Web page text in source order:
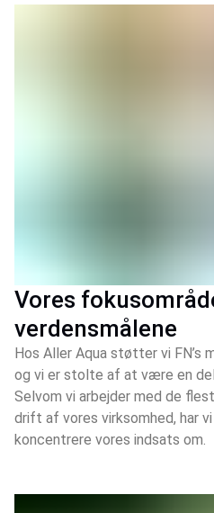
Vores
verdensmålene
Hos Aller Aqua støtter vi FN’s
og vi er stolte af at være en
Selvom vi arbejder med de
drift af vores virksomhed, har
koncentrere vores indsats om.